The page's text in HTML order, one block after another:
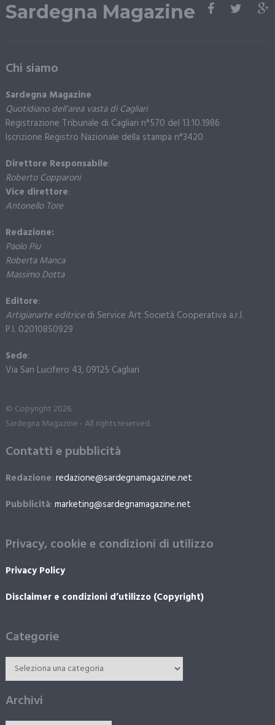
Sardegna Magazine
Chi siamo
Sardegna Magazine
Quotidiano dell’area vasta di Cagliari
Registrazione Tribunale di Cagliari n°570 del 13.10.1986
Iscrizione Registro Nazionale della stampa n°3420
Direttore Responsabile:
Roberto Copparoni
Vice direttore:
Antonello Tore
Redazione:
Paolo Piu
Roberta Manca
Massimo Dotta
Editore:
Artigianarte editricedi Service Art Società Cooperativa a.r.l.
P.I. 02010850929
Sede:
Via San Lucifero 43, 09125 Cagliari
© Copyright 2026.
Sardegna Magazine - All rights reserved.
Contatti e pubblicità
Redazione: redazione@sardegnamagazine.net
Pubblicità: marketing@sardegnamagazine.net
Privacy, cookie e condizioni di utilizzo
Privacy Policy
Disclaimer e condizioni d’utilizzo (Copyright)
Categorie
Archivi